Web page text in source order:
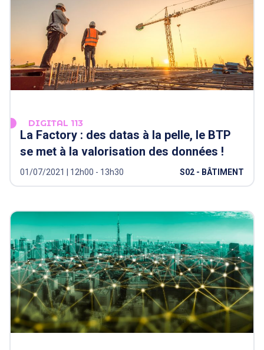
DIGITAL 113
La Factory : des datas à la pelle, le BTP
se met à la valorisation des données !
01/07/2021 | 12h00 - 13h30 S02 - BÂTIMENT